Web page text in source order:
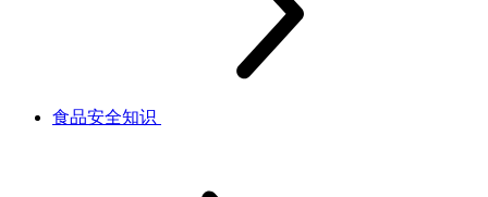
食品安全知识